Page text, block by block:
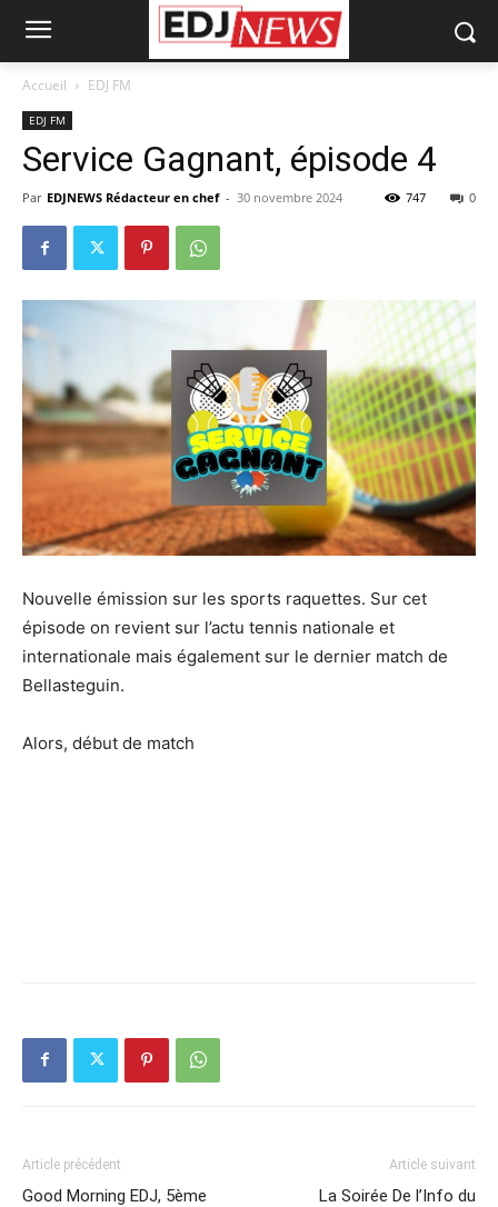
Accueil EDJ FM
EDJ FM
Service Gagnant, épisode 4
Par EDJNEWS Rédacteur en chef - 30 novembre 2024 0
747
Nouvelle émission sur les sports raquettes. Sur cet
épisode on revient sur l’actu tennis nationale et
internationale mais également sur le dernier match de
Bellasteguin.
Alors, début de match
Article précédent
Good Morning EDJ, 5ème
Article suivant
La Soirée De l’Info du